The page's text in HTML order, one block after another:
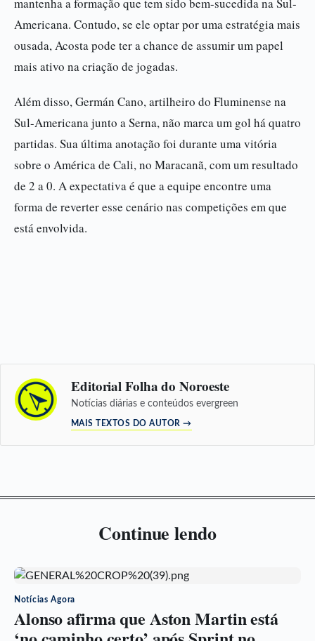
Americana. Contudo, se ele optar por uma estratégia mais
ousada, Acosta pode ter a chance de assumir um papel
mais ativo na criação de jogadas.
Além disso, Germán Cano, artilheiro do Fluminense na
Sul-Americana junto a Serna, não marca um gol há quatro
partidas. Sua última anotação foi durante uma vitória
sobre o América de Cali, no Maracanã, com um resultado
de 2 a 0. A expectativa é que a equipe encontre uma
forma de reverter esse cenário nas competições em que
está envolvida.
Editorial Folha do Noroeste
Notícias diárias e conteúdos evergreen
MAIS TEXTOS DO AUTOR →
Continue lendo
Notícias Agora
Alonso afirma que Aston Martin está